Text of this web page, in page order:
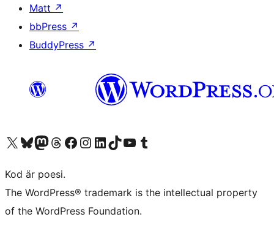
Matt ↗
bbPress ↗
BuddyPress ↗
Besök vår X-konto (f.d. Twitter)
Besök vårt Bluesky-konto
Besök vårt Mastodon-konto
Besök vårt Thread-konto
Besök vår Facebook-sidaBesök vårt Instagram-konto
Besök vårt LinkedIn-konto
Besök vårt TikTok-konto
Besök vår YouTube-kanalBesök vårt Tumblr-konto
Kod är poesi.
The WordPress® trademark is the intellectual property
of the WordPress Foundation.